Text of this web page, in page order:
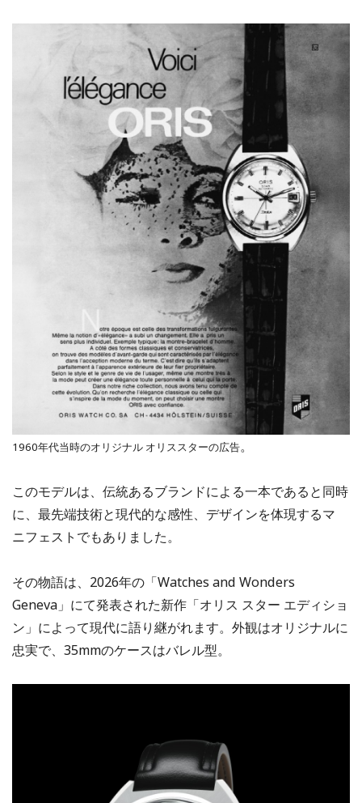
1960年代当時のオリジナル オリススターの広告。
このモデルは、伝統あるブランドによる一本であると同時
に、最先端技術と現代的な感性、デザインを体現するマ
ニフェストでもありました。
その物語は、2026年の「Watches and Wonders
Geneva」にて発表された新作「オリス スター エディショ
ン」によって現代に語り継がれます。外観はオリジナルに
忠実で、35mmのケースはバレル型。